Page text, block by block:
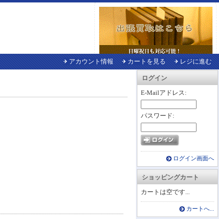
アカウント情報 カートを見る レジに進む
ログイン
E-Mailアドレス:
パスワード:
ログイン画面へ
ショッピングカート
カートは空です...
カートへ...